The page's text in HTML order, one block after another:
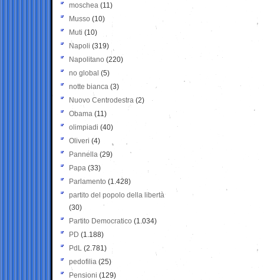
moschea (11)
Musso (10)
Muti (10)
Napoli (319)
Napolitano (220)
no global (5)
notte bianca (3)
Nuovo Centrodestra (2)
Obama (11)
olimpiadi (40)
Oliveri (4)
Pannella (29)
Papa (33)
Parlamento (1.428)
partito del popolo della libertà
(30)
Partito Democratico (1.034)
PD (1.188)
PdL (2.781)
pedofilia (25)
Pensioni (129)